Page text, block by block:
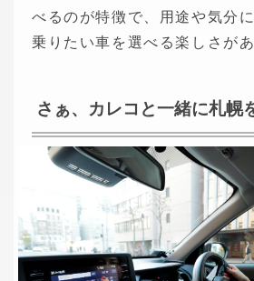
べるのが特徴で、用途や気分
乗りたい車を選べる楽しさがあ
さぁ、カレコと一緒に札幌